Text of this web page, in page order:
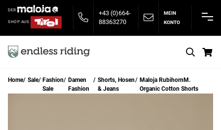
DER
SHOP AUS
+43 (0)664-
88363270
MEIN
KONTO
Home Sale
Fashion
Sale
Damen
Fashion
Shorts, Hosen
& Jeans
Maloja RubihornM.
Organic Cotton Shorts